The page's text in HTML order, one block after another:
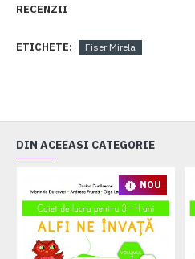
RECENZII
ETICHETE: Fiser Mirela
DIN ACEEASI CATEGORIE
NOU